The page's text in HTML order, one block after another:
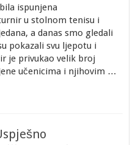
ispunjena
u stolnom tenisu i
a danas smo gledali
pokazali svu ljepotu i
je privukao velik broj
učenicima i njihovim …